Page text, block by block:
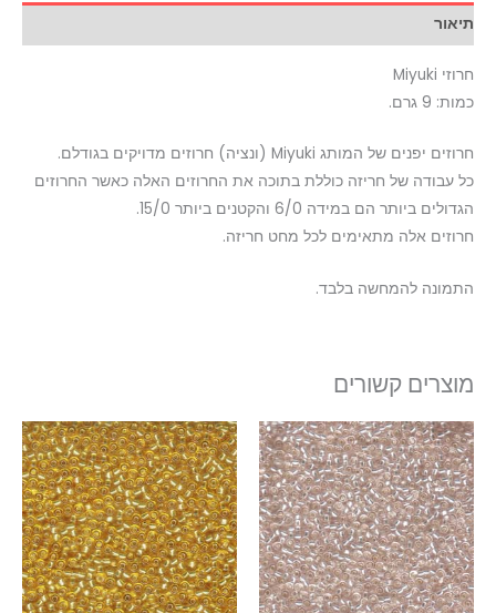
תיאור
חרוזי Miyuki
כמות: 9 גרם.
חרוזים יפנים של המותג Miyuki (ונציה) חרוזים מדויקים בגודלם.
כל עבודה של חריזה כוללת בתוכה את החרוזים האלה כאשר החרוזים
הגדולים ביותר הם במידה 6/0 והקטנים ביותר 15/0.
חרוזים אלה מתאימים לכל מחט חריזה.
התמונה להמחשה בלבד.
מוצרים קשורים
טווח
מחירים:
עד
למוצר
זה
יש
מספר
סוגים.
ניתן
לבחור